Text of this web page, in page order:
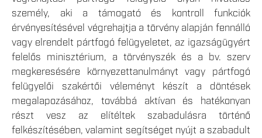
személy, aki a támogató és kontroll funkciók
érvényesítésével végrehajtja a törvény alapján fennálló
vagy elrendelt pártfogó felügyeletet, az igazságügyért
felelős minisztérium, a törvényszék és a bv. szerv
megkeresésére környezettanulmányt vagy pártfogó
felügyelői szakértői véleményt készít a döntések
megalapozásához, továbbá aktívan és hatékonyan
részt vesz az elítéltek szabadulásra történő
felkészítésében, valamint segítséget nyújt a szabadult